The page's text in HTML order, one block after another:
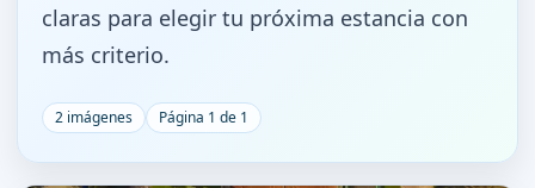
claras para elegir tu próxima estancia con
más criterio.
2 imágenes Página 1 de 1